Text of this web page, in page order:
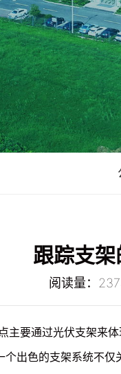
跟踪支
阅读量：
要通过光伏支架来体
个出色的支架系统不